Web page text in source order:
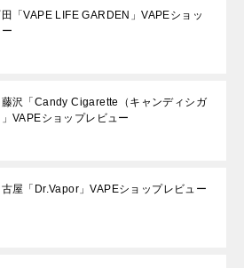
「VAPE LIFE GARDEN」VAPEショッ
沢「Candy Cigarette（キャンディシガ
VAPEショップレビュー
屋「Dr.Vapor」VAPEショップレビュー